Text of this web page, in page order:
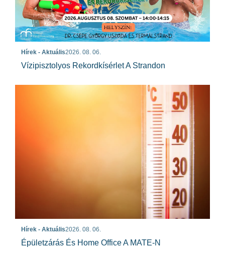
Hírek - Aktuális2026. 08. 06.
Vízipisztolyos Rekordkísérlet A Strandon
Hírek - Aktuális2026. 08. 06.
Épületzárás És Home Office A MATE-N